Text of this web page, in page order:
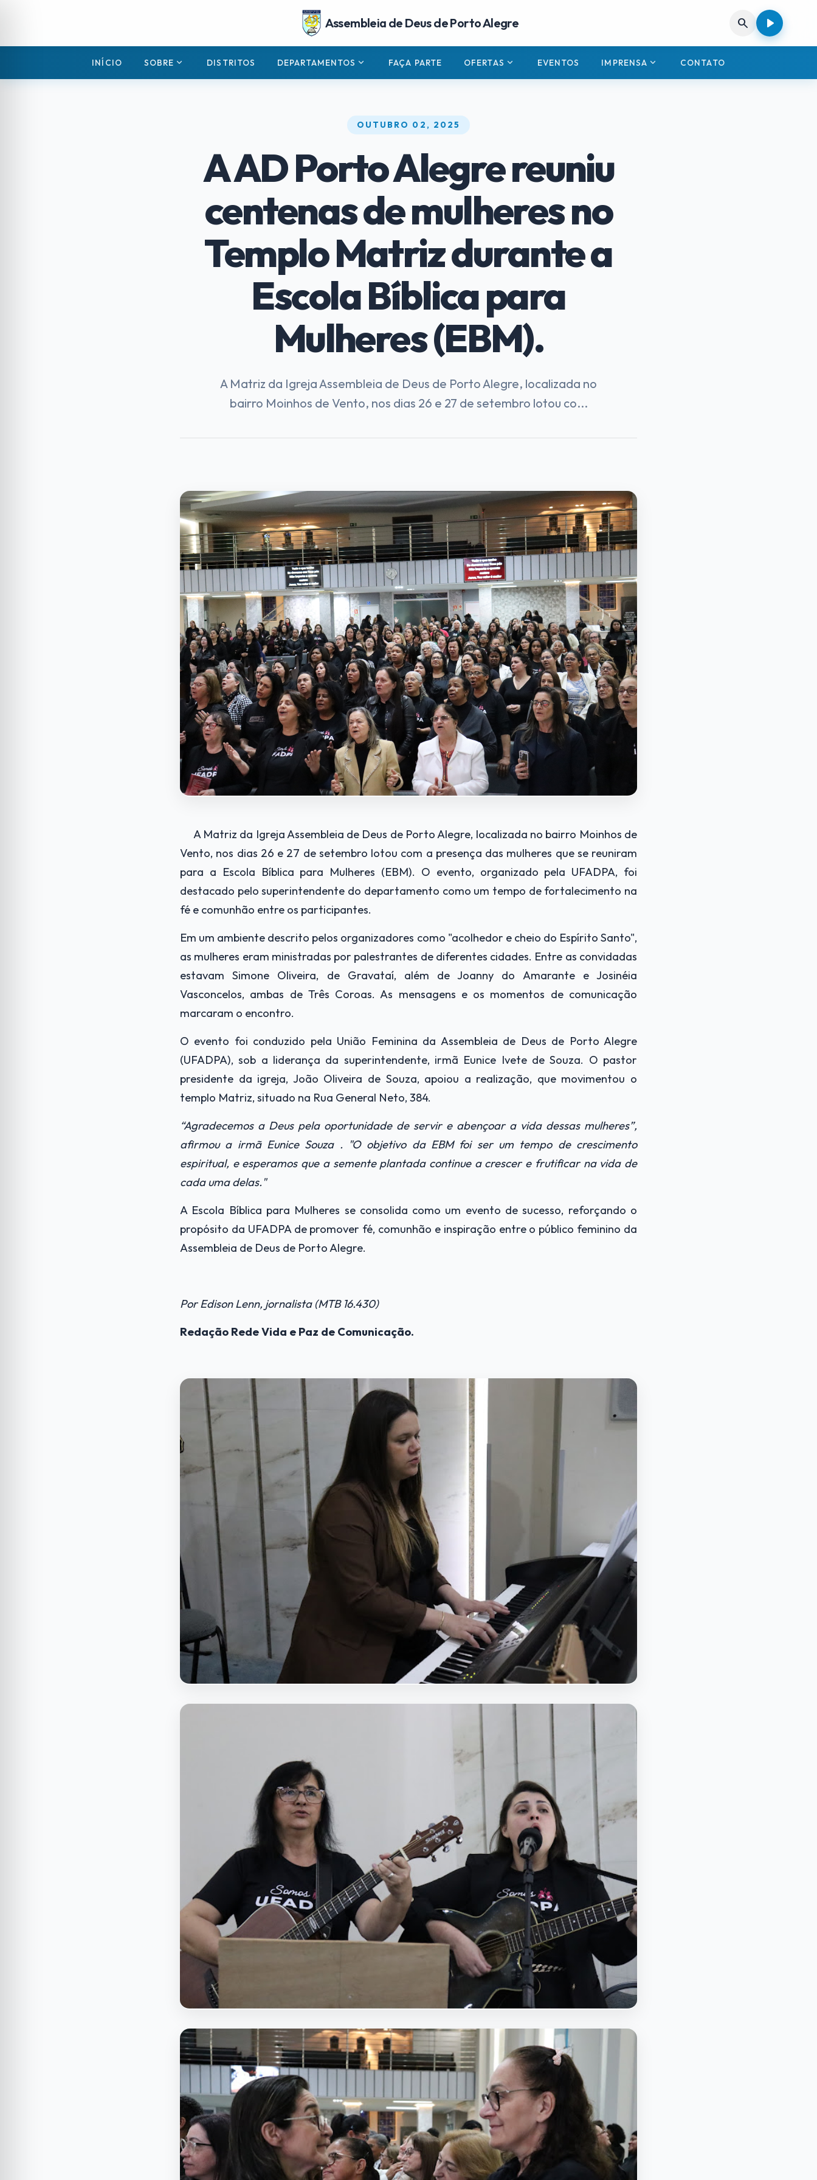
Assembleia de Deus de Porto Alegre search play_arrow
INÍCIO SOBRE expand_more DISTRITOS DEPARTAMENTOS expand_more FAÇA PARTE OFERTAS expand_more EVENTOS IMPRENSA expand_more CONTATO
OUTUBRO 02, 2025
A AD Porto Alegre reuniu
centenas de mulheres no
Templo Matriz durante a
Escola Bíblica para
Mulheres (EBM).
A Matriz da Igreja Assembleia de Deus de Porto Alegre, localizada no
bairro Moinhos de Vento, nos dias 26 e 27 de setembro lotou co...
A Matriz da Igreja Assembleia de Deus de Porto Alegre, localizada no bairro Moinhos de
Vento, nos dias 26 e 27 de setembro lotou com a presença das mulheres que se reuniram
para a Escola Bíblica para Mulheres (EBM). O evento, organizado pela UFADPA, foi
destacado pelo superintendente do departamento como um tempo de fortalecimento na
fé e comunhão entre os participantes.
Em um ambiente descrito pelos organizadores como "acolhedor e cheio do Espírito Santo",
as mulheres eram ministradas por palestrantes de diferentes cidades. Entre as convidadas
estavam Simone Oliveira, de Gravataí, além de Joanny do Amarante e Josinéia
Vasconcelos, ambas de Três Coroas. As mensagens e os momentos de comunicação
marcaram o encontro.
O evento foi conduzido pela União Feminina da Assembleia de Deus de Porto Alegre
(UFADPA), sob a liderança da superintendente, irmã Eunice Ivete de Souza. O pastor
presidente da igreja, João Oliveira de Souza, apoiou a realização, que movimentou o
templo Matriz, situado na Rua General Neto, 384.
“Agradecemos a Deus pela oportunidade de servir e abençoar a vida dessas mulheres”,
afirmou a irmã Eunice Souza . "O objetivo da EBM foi ser um tempo de crescimento
espiritual, e esperamos que a semente plantada continue a crescer e frutificar na vida de
cada uma delas."
A Escola Bíblica para Mulheres se consolida como um evento de sucesso, reforçando o
propósito da UFADPA de promover fé, comunhão e inspiração entre o público feminino da
Assembleia de Deus de Porto Alegre.
Por Edison Lenn, jornalista (MTB 16.430)
Redação Rede Vida e Paz de Comunicação.